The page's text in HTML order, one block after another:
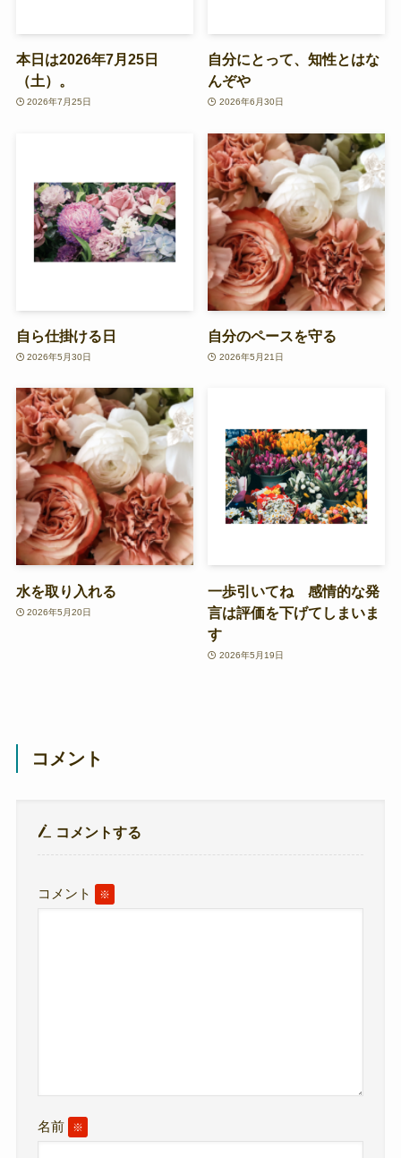
本日は2026年7月25日
（土）。
2026年7月25日
自分にとって、知性とはな
んぞや
2026年6月30日
自ら仕掛ける日
2026年5月30日
自分のペースを守る
2026年5月21日
水を取り入れる
2026年5月20日
一歩引いてね 感情的な発
言は評価を下げてしまいま
す
2026年5月19日
コメント
コメントする
コメント ※
名前 ※